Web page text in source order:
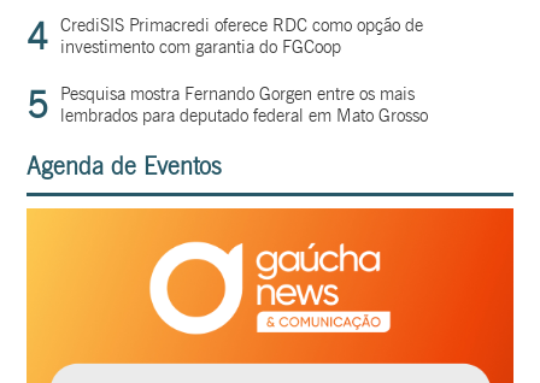
4 CrediSIS Primacredi oferece RDC como opção de
investimento com garantia do FGCoop
5
Pesquisa mostra Fernando Gorgen entre os mais
lembrados para deputado federal em Mato Grosso
Agenda de Eventos